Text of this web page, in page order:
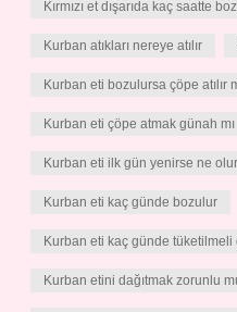
Kırmızı et dışarıda kaç saatte
Kurban atıkları nereye atılır
Kurban eti bozulursa çöpe atılır
Kurban eti çöpe atmak günah mı
Kurban eti ilk gün yenirse ne olur
Kurban eti kaç günde bozulur
Kurban eti kaç günde tüketilmeli
Kurban etini dağıtmak zorunlu